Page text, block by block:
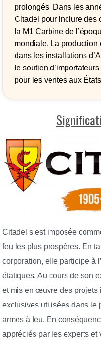
prolongés. Dans les
Citadel pour inclure des
la M1 Carbine de
mondiale. La production
dans les installations
le soutien
pour les ventes aux
Citadel s’est imposée
feu les plus prospères. En
corporation, elle participe à
étatiques. Au cours de son
et mis en œuvre des projets
exclusives utilisées dans le
armes à feu. En
appréciés par les experts et